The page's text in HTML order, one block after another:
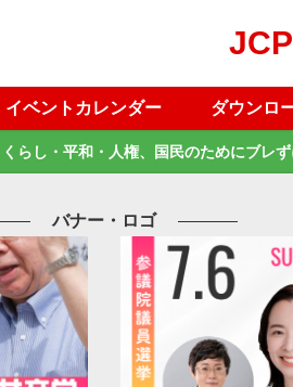
イベントカレンダー ダウンロ
くらし・平和・人権、国民のためにブレ
バナー・ロゴ